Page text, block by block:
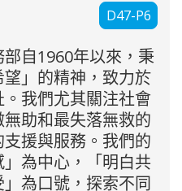
D47-P6
自1960年以來，秉
」的精神，致力於
我們尤其關注社會
助和最失落無救的
援與服務。我們的
為中心，「明白共
為口號，探索不同